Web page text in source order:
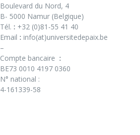
Boulevard du Nord, 4
B- 5000 Namur (Belgique)
Tél. : +32 (0)81-55 41 40
Email : info(at)universitedepaix.be
–
Compte bancaire :
BE73 0010 4197 0360
N° national :
4-161339-58